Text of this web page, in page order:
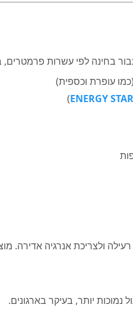
עופרת וכספית)
ENERGY STAR
)
נמוכות יותר, בעיקר בארגונים.